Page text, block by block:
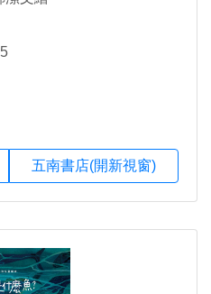
五南書店(開新視窗)